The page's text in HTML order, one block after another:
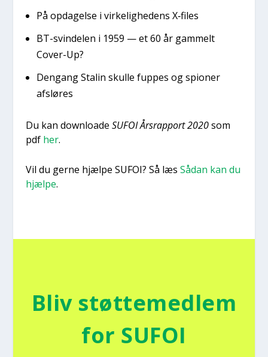
På opda­gel­se i vir­ke­lig­he­dens X‑files
BT-svin­de­len i 1959 — et 60 år gam­melt
Cover-Up?
Den­gang Sta­lin skul­le fup­pes og spio­ner
afslø­res
Du kan down­lo­a­de SUFOI Års­rap­port 2020som
pdfher.
Vil du ger­ne hjæl­pe SUFOI? Så læs Sådan kan du
hjæl­pe.
Bliv støt­te­med­lem
for SUFOI